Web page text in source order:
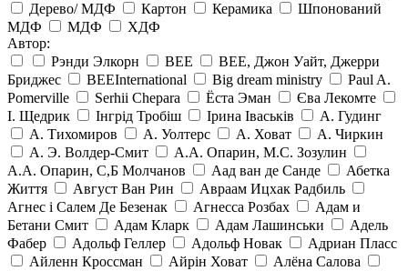
Дерево/ МДФ
Картон Керамика
Шпонований
МДФ
МДФ
ХДФ
Автор:
Рэнди Элкорн
BEE
BEE, Джон Уайт, Джерри
Бриджес
BEEInternational Big dream ministry
Paul A.
Pomerville
Serhii Chepara Ёста Эман
Єва Лекомте
І. Щедрик
Інгрід Тробіш Ірина Іваськів
А. Гудинг
А. Тихомиров
А. Уолтерс А. Ховат
А. Чиркин
А. Э. Волдер-Смит
А.А. Опарин, М.С. Зозулин
А.А. Опарин, С,Б Молчанов
Аад ван де Санде
Абетка
Життя
Август Ван Рин
Авраам Ицхак Радбиль
Агнес і Салем Де Безенак
Агнесса Розбах
Адам и
Бетани Смит
Адам Кларк Адам Лашинськи
Адель
Фабер
Адольф Геллер Адольф Новак
Адриан Пласс
Айленн Кроссман
Айрін Ховат
Алёна Салова